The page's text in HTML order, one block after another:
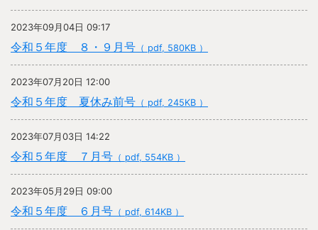
2023年09月04日 09:17
令和５年度 ８・９月号 （ pdf, 580KB ）
2023年07月20日 12:00
令和５年度 夏休み前号 （ pdf, 245KB ）
2023年07月03日 14:22
令和５年度 ７月号 （ pdf, 554KB ）
2023年05月29日 09:00
令和５年度 ６月号 （ pdf, 614KB ）